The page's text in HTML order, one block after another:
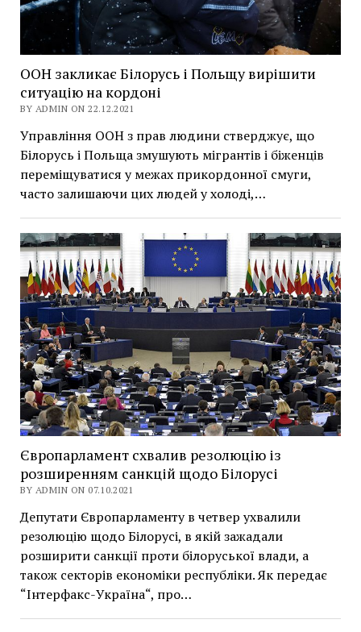
ООН закликає Білорусь і Польщу вирішити
ситуацію на кордоні
BY ADMIN ON 22.12.2021
Управління ООН з прав людини стверджує, що
Білорусь і Польща змушують мігрантів і біженців
переміщуватися у межах прикордонної смуги,
часто залишаючи цих людей у холоді,…
Європарламент схвалив резолюцію із
розширенням санкцій щодо Білорусі
BY ADMIN ON 07.10.2021
Депутати Європарламенту в четвер ухвалили
резолюцію щодо Білорусі, в якій зажадали
розширити санкції проти білоруської влади, а
також секторів економіки республіки. Як передає
“Інтерфакс-Україна“, про…